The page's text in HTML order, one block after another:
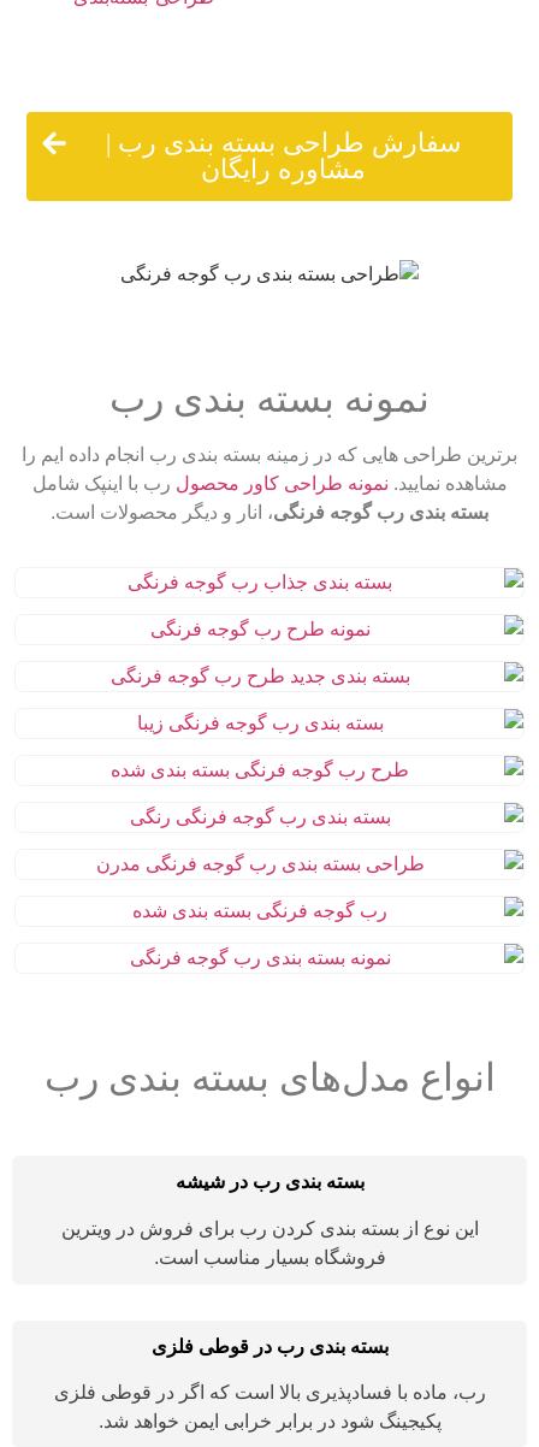
سفارش طراحی بسته بندی رب |
مشاوره رایگان
نمونه بسته بندی رب
برترین طراحی هایی که در زمینه بسته بندی رب انجام داده ایم را
مشاهده نمایید. نمونه طراحی کاور محصول رب با اینپک شامل
بسته بندی رب گوجه فرنگی، انار و دیگر محصولات است.
انواع مدل‌های بسته بندی رب
بسته بندی رب در شیشه
این نوع از بسته بندی کردن رب برای فروش در ویترین
فروشگاه بسیار مناسب است.
بسته بندی رب در قوطی فلزی
رب، ماده با فسادپذیری بالا است که اگر در قوطی فلزی
پکیجینگ شود در برابر خرابی ایمن خواهد شد.